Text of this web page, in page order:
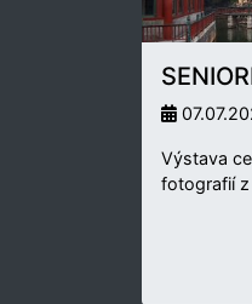
Výstava
fotografií